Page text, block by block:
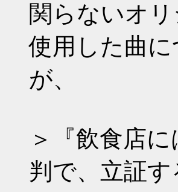
関らないオ
使用した曲
が、
＞『飲食店
判で、立証